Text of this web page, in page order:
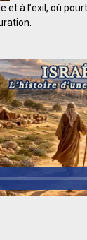
et à l’exil, où